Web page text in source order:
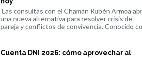
Las consultas con el Chamán Rubén Armoa
una nueva alternativa para resolver crisis de
pareja y conflictos de convivencia. Conocido
Cuenta DNI 2026: cómo aprovechar al